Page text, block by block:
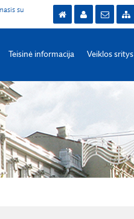
su
Teisinė informacija Veiklos sritys